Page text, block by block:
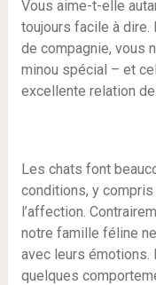
Vous aime-t-elle
toujours facile à dire.
de compagnie, vous
minou spécial – et
excellente relation
Les chats font
conditions, y
l’affection.
notre famille féline
avec leurs émotions.
quelques